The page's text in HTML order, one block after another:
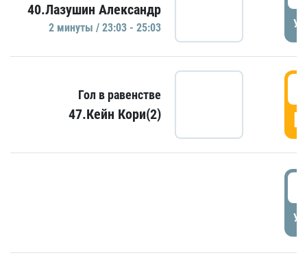
40.Лазушин Александр
2 минуты / 23:03 - 25:03
Гол в равенстве
47.Кейн Кори(2)